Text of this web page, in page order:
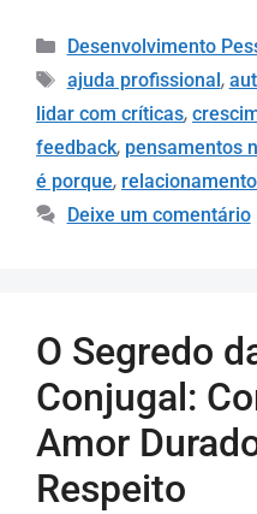
Desenvolvimento
ajuda profissional,
lidar com críticas,
feedback, pensamentos
é porque,
Deixe um comentário
O Segredo
Conjugal:
Amor
Respeito